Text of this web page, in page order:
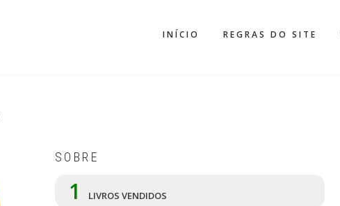
INÍCIO REGRAS DO SITE
SOBRE
1 LIVROS VENDIDOS